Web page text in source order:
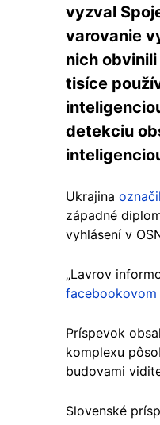
vyzval
varovanie
nich
tisíce
detekciu
Ukrajina
západné
vyhlásení v
„Lavrov
facebookovom
Príspevok
komplexu
budovami
Slovenské